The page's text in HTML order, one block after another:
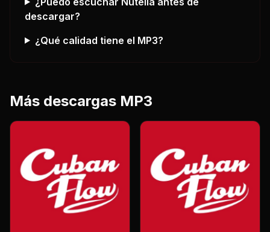
descargar?
¿Qué calidad tiene el MP3?
Más descargas MP3